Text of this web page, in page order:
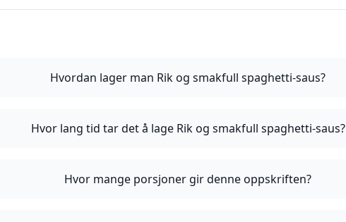
Hvordan lager man Rik og smakfull spaghetti-saus?
Hvor lang tid tar det å lage Rik og smakfull spaghetti-saus?
Hvor mange porsjoner gir denne oppskriften?